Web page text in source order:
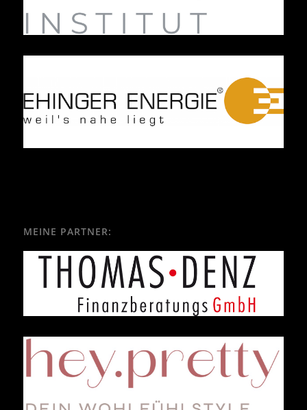
MEINE PARTNER: